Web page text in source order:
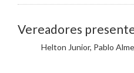
Vereadores
Helton Junior, Pablo